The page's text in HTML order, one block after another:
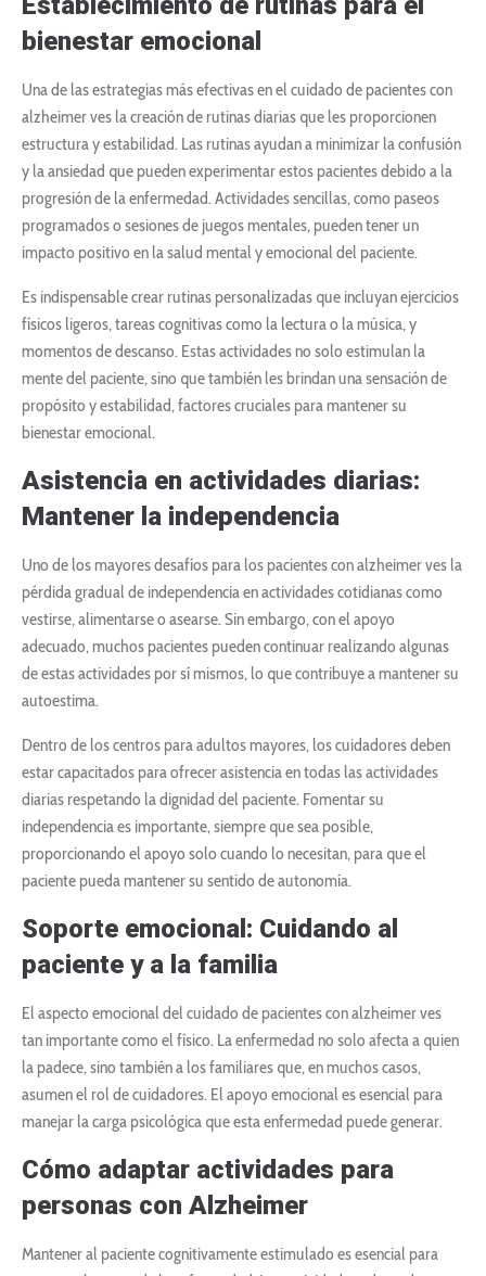
bienestar emocional
Una de las estrategias más efectivas en el cuidado de pacientes con
alzheimer ves la creación de rutinas diarias que les proporcionen
estructura y estabilidad. Las rutinas ayudan a minimizar la confusión
y la ansiedad que pueden experimentar estos pacientes debido a la
progresión de la enfermedad. Actividades sencillas, como paseos
programados o sesiones de juegos mentales, pueden tener un
impacto positivo en la salud mental y emocional del paciente.
Es indispensable crear rutinas personalizadas que incluyan ejercicios
físicos ligeros, tareas cognitivas como la lectura o la música, y
momentos de descanso. Estas actividades no solo estimulan la
mente del paciente, sino que también les brindan una sensación de
propósito y estabilidad, factores cruciales para mantener su
bienestar emocional.
Asistencia en actividades diarias:
Mantener la independencia
Uno de los mayores desafíos para los pacientes con alzheimer ves la
pérdida gradual de independencia en actividades cotidianas como
vestirse, alimentarse o asearse. Sin embargo, con el apoyo
adecuado, muchos pacientes pueden continuar realizando algunas
de estas actividades por sí mismos, lo que contribuye a mantener su
autoestima.
Dentro de los centros para adultos mayores, los cuidadores deben
estar capacitados para ofrecer asistencia en todas las actividades
diarias respetando la dignidad del paciente. Fomentar su
independencia es importante, siempre que sea posible,
proporcionando el apoyo solo cuando lo necesitan, para que el
paciente pueda mantener su sentido de autonomía.
Soporte emocional: Cuidando al
paciente y a la familia
El aspecto emocional del cuidado de pacientes con alzheimer ves
tan importante como el físico. La enfermedad no solo afecta a quien
la padece, sino también a los familiares que, en muchos casos,
asumen el rol de cuidadores. El apoyo emocional es esencial para
manejar la carga psicológica que esta enfermedad puede generar.
Cómo adaptar actividades para
personas con Alzheimer
Mantener al paciente cognitivamente estimulado es esencial para